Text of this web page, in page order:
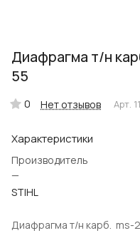
Диафрагма т/н
55
0 Нет отзывов Арт.
Характеристики
Производитель
—
STIHL
Диафрагма т/н карб. ms-